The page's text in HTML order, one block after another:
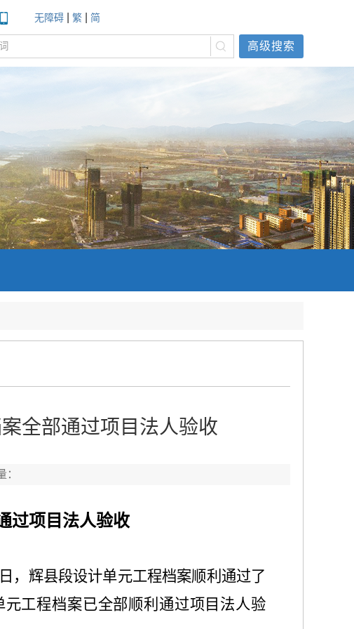
无障碍 繁 简
高级搜索
全部通过项目法人验收
过项目法人验收
，辉县段设计单元工程档案顺利通过了
工程档案已全部顺利通过项目法人验